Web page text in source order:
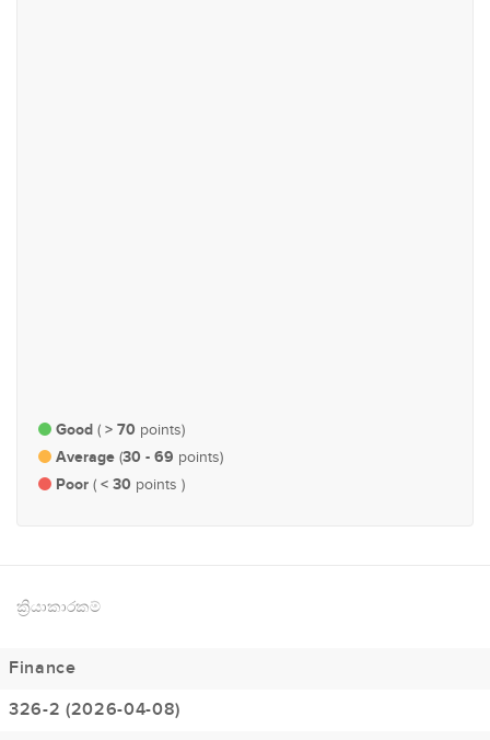
Good ( > 70 points)
Average (30 - 69 points)
Poor ( < 30 points )
ක්‍රියාකාරකම්
Finance
326-2 (2026-04-08)